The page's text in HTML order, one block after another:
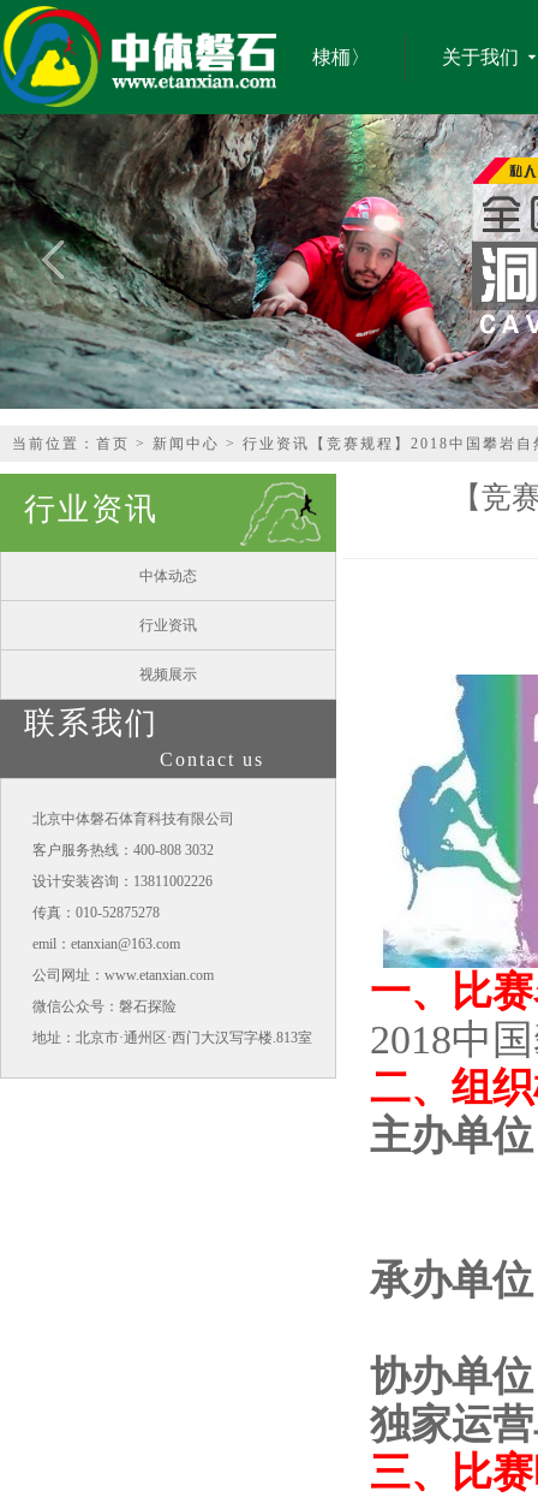
棣栭〉 关于我们
当前位置： 首页 > 新闻中心 > 行业资讯 【竞赛规程】2018中国攀岩
行业资讯
中体动态
行业资讯
视频展示
联系我们
Contact us
北京中体磐石体育科技有限公司
客户服务热线：400-808 3032
设计安装咨询：13811002226
传真：010-52875278
emil：etanxian@163.com
公司网址：www.etanxian.com
微信公众号：磐石探险
地址：北京市·通州区·西门大汉写字楼.813室
【竞
一、比
2018中
二、组
主办单
承办单
协办单
独家运
三、比